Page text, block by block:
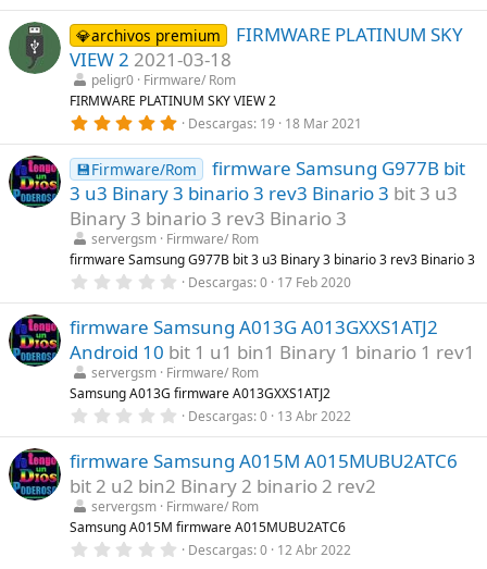
s
)
0
0
e
s
t
r
e
l
l
a
(
s
)
💎archivos premium
FIRMWARE PLATINUM SKY
VIEW 2 2021-03-18
peligr0 Firmware/ Rom
FIRMWARE PLATINUM SKY VIEW 2
5
0
0
e
s
t
r
e
l
l
a
(
s
)
Descargas 19 18 Mar 2021
💾Firmware/Rom
firmware Samsung G977B bit
3 u3 Binary 3 binario 3 rev3 Binario 3 bit 3 u3
Binary 3 binario 3 rev3 Binario 3
servergsm Firmware/ Rom
firmware Samsung G977B bit 3 u3 Binary 3 binario 3 rev3 Binario 3
0
0
0
e
s
t
r
e
l
(
s
Descargas 0 17 Feb 2020
firmware Samsung A013G A013GXXS1ATJ2
Android 10 bit 1 u1 bin1 Binary 1 binario 1 rev1
servergsm Firmware/ Rom
Samsung A013G firmware A013GXXS1ATJ2
0
0
0
e
s
t
r
e
Descargas 0 13 Abr 2022
firmware Samsung A015M A015MUBU2ATC6
bit 2 u2 bin2 Binary 2 binario 2 rev2
servergsm Firmware/ Rom
Samsung A015M firmware A015MUBU2ATC6
0 Descargas 0 12 Abr 2022